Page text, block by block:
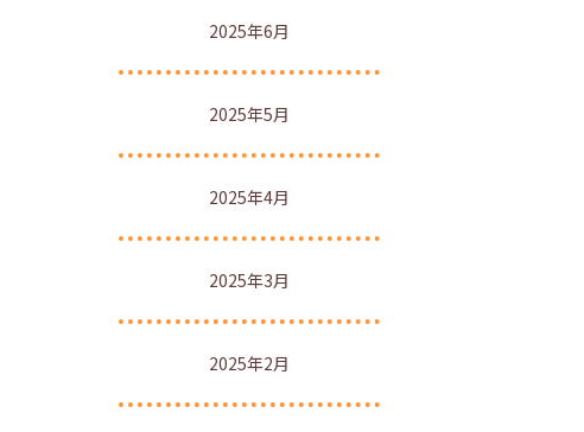
2025年6月
2025年5月
2025年4月
2025年3月
2025年2月